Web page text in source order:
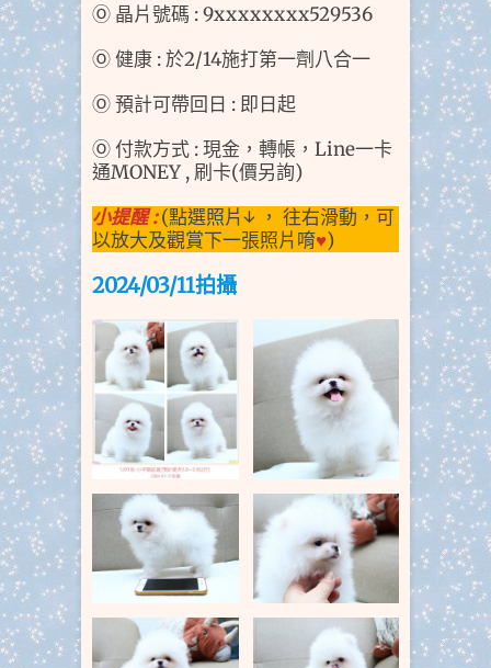
Ⓞ 晶片號碼 : 9xxxxxxxx529536
Ⓞ 健康 : 於2/14施打第一劑八合一
Ⓞ 預計可帶回日 : 即日起
Ⓞ 付款方式 : 現金，轉帳，Line一卡
通MONEY , 刷卡(價另詢)
小提醒 :(點選照片↓ ， 往右滑動，可
以放大及觀賞下一張照片唷♥)
2024/03/11拍攝